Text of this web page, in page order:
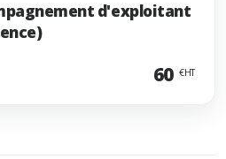
d'exploitant
60 €HT